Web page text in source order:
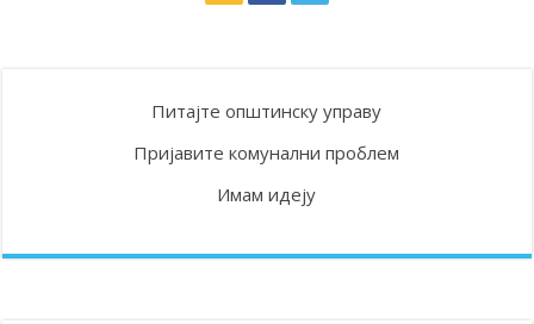
Питајте општинску управу
Пријавите комунални проблем
Имам идеју